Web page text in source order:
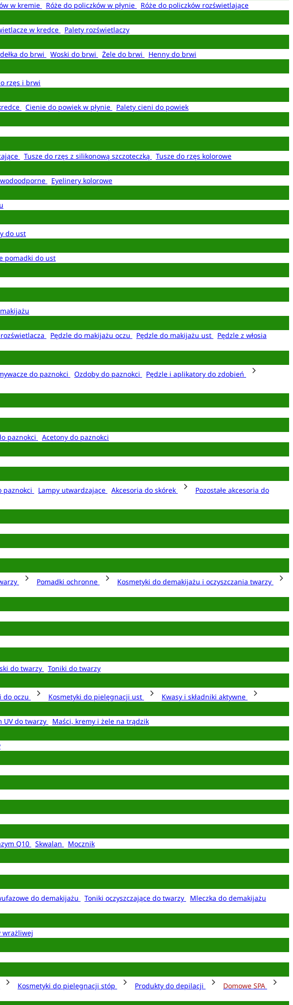
w kremie Róże do policzków w płynie
Róże do policzków rozświetlające
w kredce
Palety rozświetlaczy
do brwi Woski do brwi Żele do brwi
Henny do brwi
rzęs i brwi
Cienie do powiek w płynie
Palety cieni do powiek
Tusze do rzęs z silikonową szczoteczką
Tusze do rzęs kolorowe
Eyelinery kolorowe
do ust
pomadki do ust
Pędzle do makijażu oczu Pędzle do makijażu ust
Pędzle z włosia
do paznokci Ozdoby do paznokci
Pędzle i aplikatory do zdobień
paznokci
Acetony do paznokci
paznokci Lampy utwardzające Akcesoria do skórek
Pozostałe akcesoria do
Pomadki ochronne
Kosmetyki do demakijażu i oczyszczania twarzy
do twarzy
Toniki do twarzy
do oczu Kosmetyki do pielęgnacji ust
Kwasy i składniki aktywne
UV do twarzy
Maści, kremy i żele na trądzik
Q10 Skwalan
Mocznik
do demakijażu Toniki oczyszczające do twarzy
Mleczka do demakijażu
wrażliwej
Kosmetyki do pielęgnacji stóp Produkty do depilacji
Domowe SPA